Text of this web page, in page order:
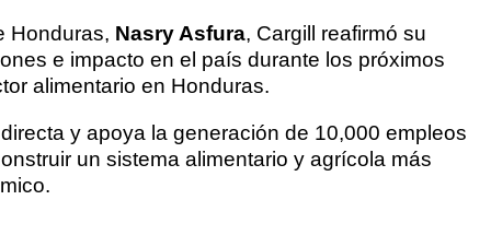
Honduras, Nasry Asfura, Cargill reafirmó su
e impacto en el país durante los próximos
alimentario en Honduras.
y apoya la generación de 10,000 empleos
un sistema alimentario y agrícola más